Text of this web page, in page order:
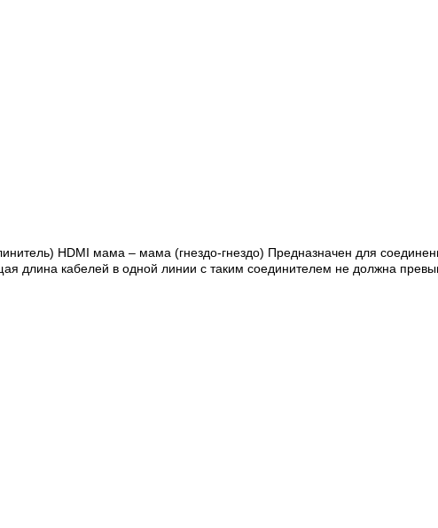
HDMI мама – мама (гнездо-гнездо) Предназначен для
длина кабелей в одной линии с таким соединителем не должна